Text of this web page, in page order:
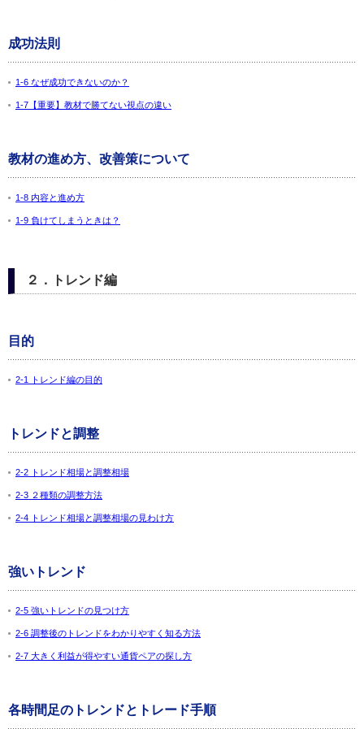
成功法則
1-6 なぜ成功できないのか？
1-7【重要】教材で勝てない視点の違い
教材の進め方、改善策について
1-8 内容と進め方
1-9 負けてしまうときは？
２．トレンド編
目的
2-1 トレンド編の目的
トレンドと調整
2-2 トレンド相場と調整相場
2-3 ２種類の調整方法
2-4 トレンド相場と調整相場の見わけ方
強いトレンド
2-5 強いトレンドの見つけ方
2-6 調整後のトレンドをわかりやすく知る方法
2-7 大きく利益が得やすい通貨ペアの探し方
各時間足のトレンドとトレード手順